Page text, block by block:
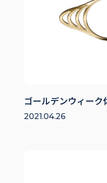
ゴールデンウィーク
2021.04.26